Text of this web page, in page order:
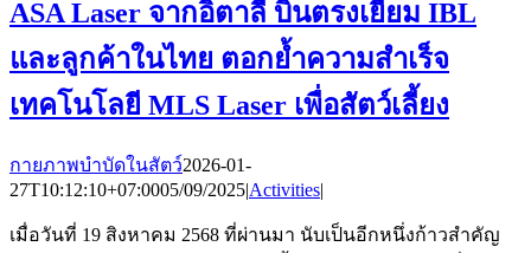
ASA Laser จากอิตาลี บินตรงเยี่ยม IBL
และลูกค้าในไทย ตอกย้ำความสำเร็จ
เทคโนโลยี MLS Laser เพื่อสัตว์เลี้ยง
กายภาพบำบัดในสัตว์2026-01-
27T10:12:10+07:0005/09/2025|Activities|
เมื่อวันที่ 19 สิงหาคม 2568 ที่ผ่านมา นับเป็นอีกหนึ่งก้าวสำคัญ